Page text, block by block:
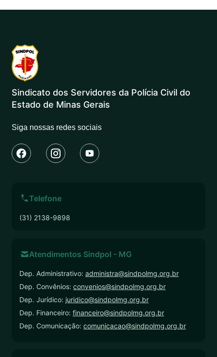
Sindicato dos Servidores da Polícia Civil do
Estado de Minas Gerais
Siga nossas redes sociais
Telefone
(31) 2138-9898
Atendimentos Sindpol - MG
Dep. Administrativo: administra@sindpolmg.org.br
Dep. Convênios: convenios@sindpolmg.org.br
Dep. Jurídico: juridico@sindpolmg.org.br
Dep. Financeiro: financeiro@sindpolmg.org.br
Dep. Comunicação: comunicacao@sindpolmg.org.br